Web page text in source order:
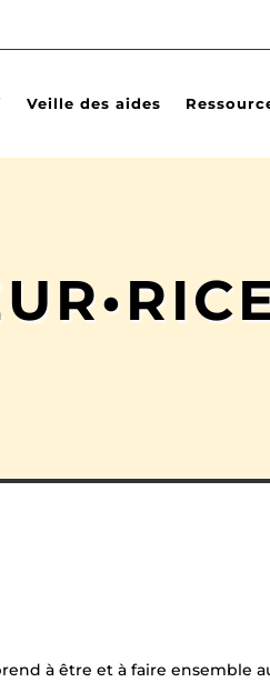
Veille des aides
à être et à faire ensemble